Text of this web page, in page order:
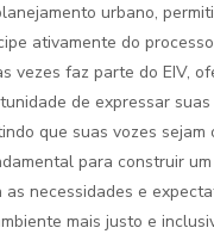
urbano,
ativamente do
vezes faz parte do EIV,
de expressar
que suas vozes sejam
para construir
necessidades e
mais justo e